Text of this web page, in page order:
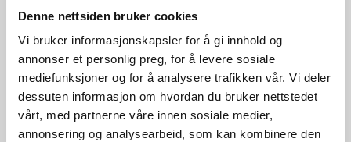
Denne nettsiden bruker cookies
Vi bruker informasjonskapsler for å gi innhold og
annonser et personlig preg, for å levere sosiale
mediefunksjoner og for å analysere trafikken vår. Vi deler
dessuten informasjon om hvordan du bruker nettstedet
vårt, med partnerne våre innen sosiale medier,
annonsering og analysearbeid, som kan kombinere den
HYUNDAI HG200AH
HYUNDAI HG200
MIG/MMA OG LIFTTIG